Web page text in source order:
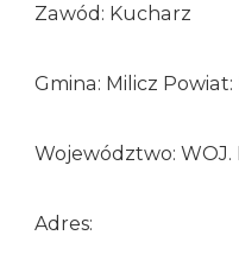
Zawód: Kucharz
Gmina: Milicz
Województwo: WOJ.
Adres: